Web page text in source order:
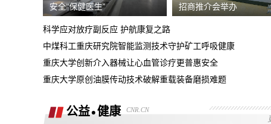
4s店隐瞒消费，侵犯了消费者知情权、
自主选择权，要求退还定金
说没有现车要去外地。
宜享花业务员打电话叫我查看低息贷款额
度，被强制下款
者，本人要求退还定金。
安全“保健医生”
招商推介会举办
科学应对放疗副反应 护航康复之路
中煤科工重庆研究院智能监测技术守护矿工呼吸健康
重庆大学创新介入器械让心血管诊疗更普惠安全
重庆大学原创油膜传动技术破解重载装备磨损难题
公益 健康 CNR.CN